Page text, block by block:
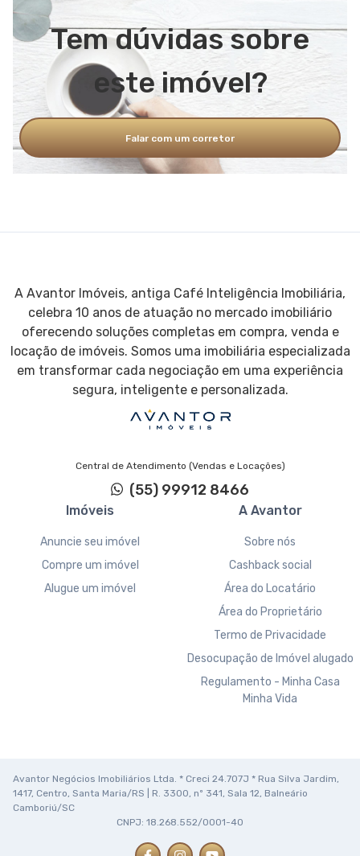
Lavabo
Vista panorâmica
Sala de jantar
Sala de estar
Sacada
Tem dúvidas sobre
este imóvel?
Falar com um corretor
A Avantor Imóveis, antiga Café Inteligência Imobiliária,
celebra 10 anos de atuação no mercado imobiliário
oferecendo soluções completas em compra, venda e
locação de imóveis. Somos uma imobiliária especializada
em transformar cada negociação em uma experiência
segura, inteligente e personalizada.
Central de Atendimento (Vendas e Locações)
(55) 99912 8466
Imóveis
Anuncie seu imóvel
Compre um imóvel
Alugue um imóvel
A Avantor
Sobre nós
Cashback social
Área do Locatário
Área do Proprietário
Termo de Privacidade
Desocupação de Imóvel alugado
Regulamento - Minha Casa
Minha Vida
Avantor Negócios Imobiliários Ltda. * Creci 24.707J * Rua Silva Jardim,
1417, Centro, Santa Maria/RS | R. 3300, nº 341, Sala 12, Balneário
Camboriú/SC
CNPJ: 18.268.552/0001-40